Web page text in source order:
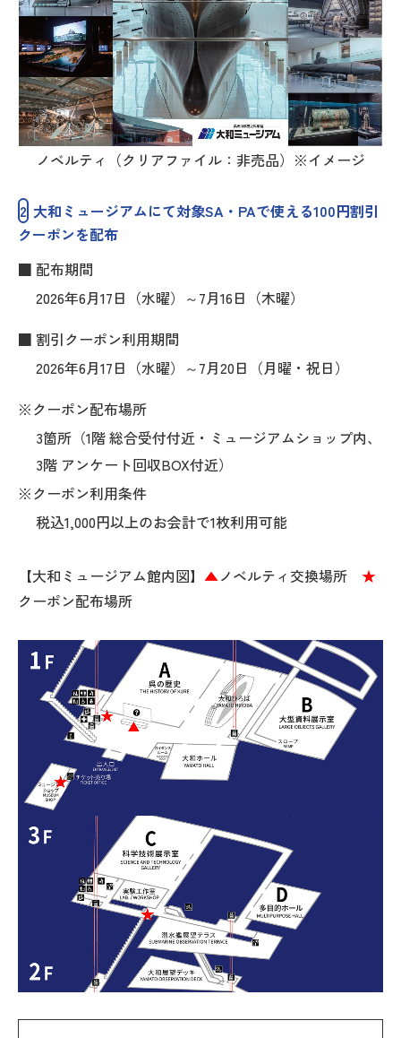
ノベルティ（クリアファイル：非売品）※イメージ
2 大和ミュージアムにて対象SA・PAで使える100円割引
クーポンを配布
■ 配布期間
2026年6月17日（水曜）～7月16日（木曜）
■ 割引クーポン利用期間
2026年6月17日（水曜）～7月20日（月曜・祝日）
※クーポン配布場所
3箇所（1階 総合受付付近・ミュージアムショップ内、
3階 アンケート回収BOX付近）
※クーポン利用条件
税込1,000円以上のお会計で1枚利用可能
【大和ミュージアム館内図】 ▲ノベルティ交換場所 ★
クーポン配布場所